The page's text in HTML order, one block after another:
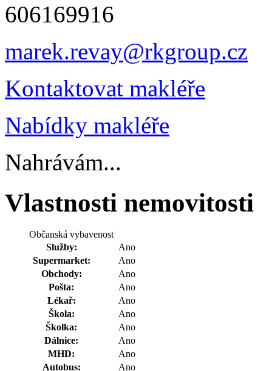
606169916
marek.revay@rkgroup.cz
Kontaktovat makléře
Nabídky makléře
Nahrávám...
Vlastnosti nemovitosti
Občanská vybavenost
Služby:
Ano
Supermarket:
Ano
Obchody:
Ano
Pošta:
Ano
Lékař:
Ano
Škola:
Ano
Školka:
Ano
Dálnice:
Ano
MHD:
Ano
Autobus:
Ano